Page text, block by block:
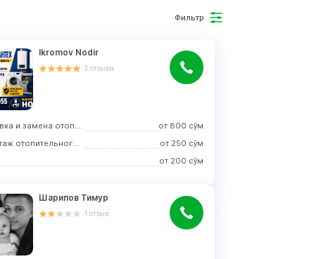
Фильтр
Ikromov Nodir
3 отзыва
Установка и замена отопительного оборудования от 800 сўм
Демонтаж отопительного оборудования
от 250 сўм
от 200 сўм
Шарипов Тимур
1 отзыв